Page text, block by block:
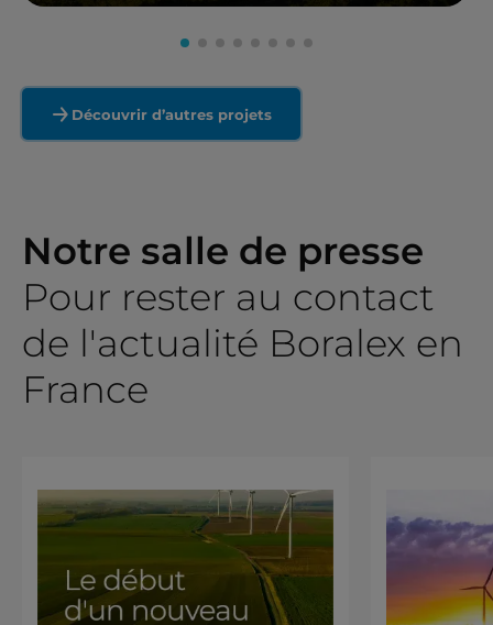
En savoir plus
Découvrir d’autres projets
Notre salle de presse
Pour rester au contact
de l'actualité Boralex en
France